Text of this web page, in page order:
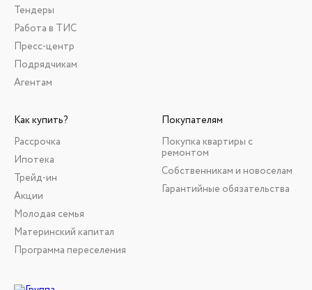
Тендеры
Работа в ТИС
Пресс-центр
Подрядчикам
Агентам
Как купить?
Рассрочка
Ипотека
Трейд-ин
Акции
Молодая семья
Материнский капитал
Программа переселения
Покупателям
Покупка квартиры с
ремонтом
Собственникам и новоселам
Гарантийные обязательства